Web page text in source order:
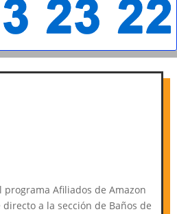
programa Afiliados de Amazon
a la sección de Baños de